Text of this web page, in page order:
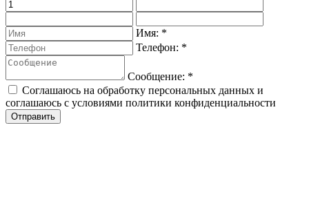
Имя: *
Телефон: *
Сообщение: *
Соглашаюсь на обработку персональных данных и
соглашаюсь с условиями политики конфиденциальности